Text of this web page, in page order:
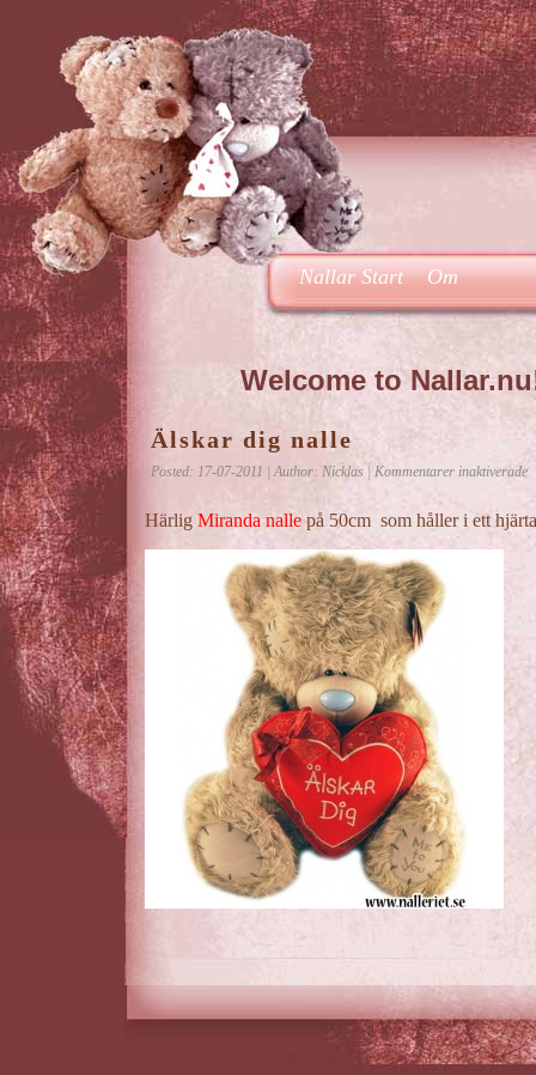
Nallar Start Om
Welcome to
Älskar dig nalle
Posted: 17-07-2011 | Author: Nicklas | Kommentarer inaktiverade
Härlig Miranda nallepå 50cm som håller i ett